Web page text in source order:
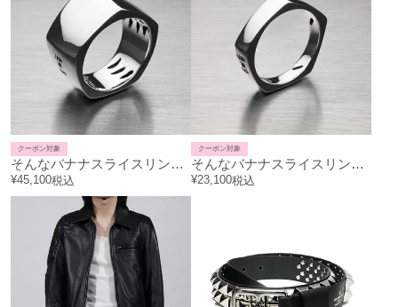
そんなバナナスライスリングLM-シルバー/指輪
クーポン対象
¥45,100税込
そんなバナナスライスリングSL-シルバー/指輪
クーポン対象
¥23,100税込